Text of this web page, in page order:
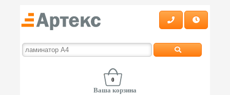
0
Ваша корзина